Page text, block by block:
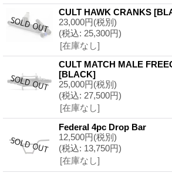
CULT HAWK CRANKS [
23,000円(税別)
(税込: 25,300円)
[在庫なし]
CULT MATCH MALE
[BLACK]
25,000円(税別)
(税込: 27,500円)
[在庫なし]
Federal 4pc Drop Bar
12,500円(税別)
(税込: 13,750円)
[在庫なし]